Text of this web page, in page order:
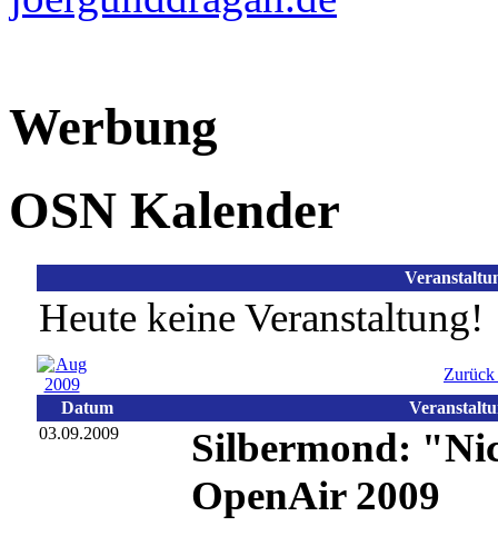
Werbung
OSN Kalender
Heute keine Veranstaltung!
Zurück
Datum
03.09.2009
Silbermond:
OpenAir 2009